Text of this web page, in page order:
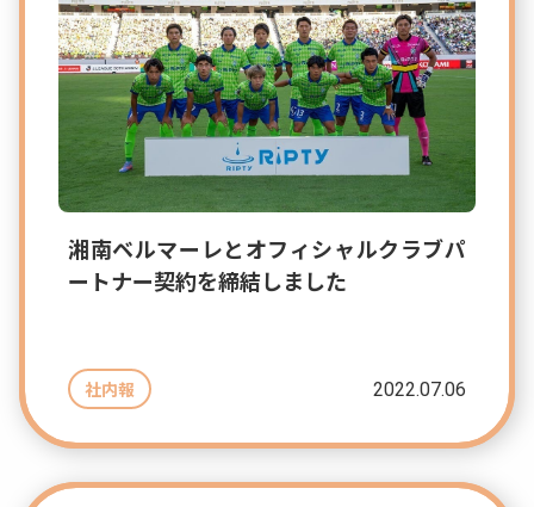
湘南ベルマーレとオフィシャルクラブパ
ートナー契約を締結しました
社内報 2022.07.06